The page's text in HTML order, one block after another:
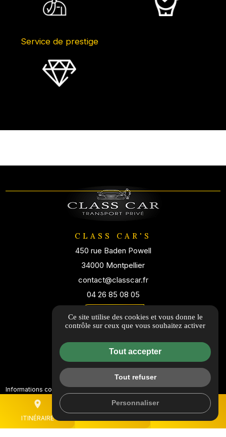
Service de prestige
place
ITINÉRAIRE
mail
CLASS CAR'S
450 rue Baden Powell
34000 Montpellier
contact@classcar.fr
04 26 85 08 05
Itinéraire
Informations complémentaires
Politique de confidentialité
Gestion des cookies
Ce site utilise des cookies et vous donne le
contrôle sur ceux que vous souhaitez activer
Tout accepter
Tout refuser
Personnaliser